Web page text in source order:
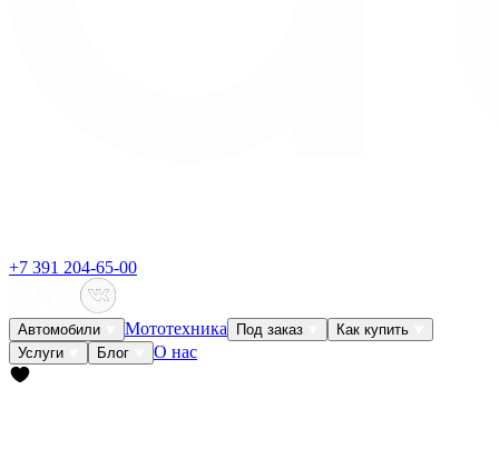
+7 391 204-65-00
Автомобили Мототехника Под заказ
Как купить
Услуги
Блог О нас